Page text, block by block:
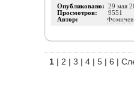
Опубликовано: 29 мая
Просмотров: 9551
Автор: Фомичев
1 | 2 | 3 | 4 | 5 | 6 |